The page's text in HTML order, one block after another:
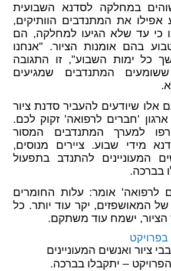
במחלקה לסדנא השבועית
אפילו את המתנדבים הוותיקים,
כי עד שלא הגיעו למחלקה, הם
בהם אומנות הציור. "אנחנו
כל ימות השבוע", זו התגובה
המתנדבים שמגיעים
שיודעים להעביר סדנת ציור
ארגון 'חברים לרפואה' זקוק לכם.
למערך המתנדבים המסור
מידי שבוע. ציירים מנוסים,
המעוניינים להתנדב בתפעול
בברכה.
לרפואה' אומר: עלות החומרים
המאושפזים, יקר עוד יותר. כל
הציור, ישמח עוד משתקם.
ציור ואנשים המעוניינים
– יתקבלו בברכה.